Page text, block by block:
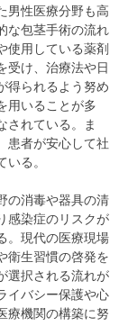
男性医療分野も高
な包茎手術の流れ
使用している薬剤
受け、治療法や日
得られるよう努め
用いることが多
されている。ま
患者が安心して社
る。
の消毒や器具の清
感染症のリスクが
。現代の医療現場
衛生習慣の啓発を
選択される流れが
イバシー保護や心
療機関の構築に努